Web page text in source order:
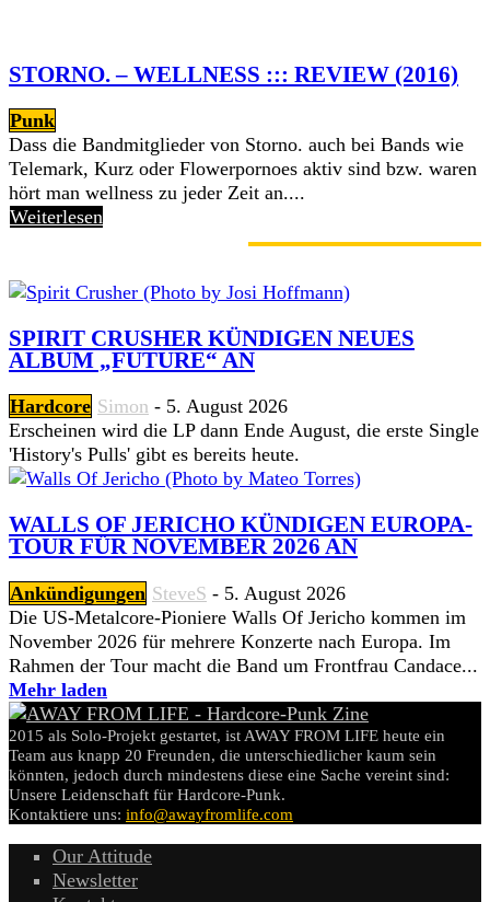
STORNO. – WELLNESS ::: REVIEW (2016)
Punk
Dass die Bandmitglieder von Storno. auch bei Bands wie
Telemark, Kurz oder Flowerpornoes aktiv sind bzw. waren
hört man wellness zu jeder Zeit an....
Weiterlesen
SPIRIT CRUSHER KÜNDIGEN NEUES
ALBUM „FUTURE“ AN
Hardcore Simon - 5. August 2026
Erscheinen wird die LP dann Ende August, die erste Single
'History's Pulls' gibt es bereits heute.
WALLS OF JERICHO KÜNDIGEN EUROPA-
TOUR FÜR NOVEMBER 2026 AN
Ankündigungen SteveS - 5. August 2026
Die US-Metalcore-Pioniere Walls Of Jericho kommen im
November 2026 für mehrere Konzerte nach Europa. Im
Rahmen der Tour macht die Band um Frontfrau Candace...
Mehr laden
2015 als Solo-Projekt gestartet, ist AWAY FROM LIFE heute ein
Team aus knapp 20 Freunden, die unterschiedlicher kaum sein
könnten, jedoch durch mindestens diese eine Sache vereint sind:
Unsere Leidenschaft für Hardcore-Punk.
Kontaktiere uns: info@awayfromlife.com
Our Attitude
Newsletter